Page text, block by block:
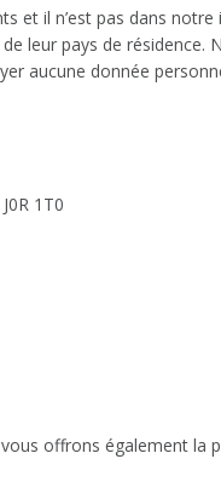
et il n’est pas dans
leur pays de
aucune donnée
1T0
offrons également la